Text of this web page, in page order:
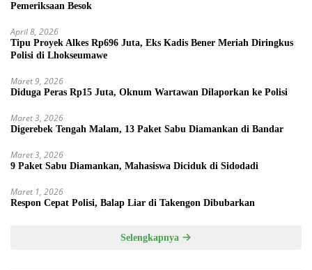
Pemeriksaan Besok
April 8, 2026
Tipu Proyek Alkes Rp696 Juta, Eks Kadis Bener Meriah Diringkus
Polisi di Lhokseumawe
Maret 9, 2026
Diduga Peras Rp15 Juta, Oknum Wartawan Dilaporkan ke Polisi
Maret 3, 2026
Digerebek Tengah Malam, 13 Paket Sabu Diamankan di Bandar
Maret 3, 2026
9 Paket Sabu Diamankan, Mahasiswa Diciduk di Sidodadi
Maret 1, 2026
Respon Cepat Polisi, Balap Liar di Takengon Dibubarkan
Selengkapnya